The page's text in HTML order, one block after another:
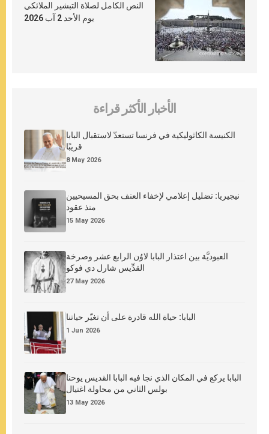
النص الكامل لصلاة التبشير الملائكي
يوم الأحد 2 آب 2026
الأخبار الأكثر قراءة
الكنيسة الكاثوليكية في فرنسا تستعدّ لاستقبال البابا
قريبًا
8 May 2026
نيجيريا: تضليل إعلامي لإخفاء العنف بحق المسيحيين
منذ عقود
15 May 2026
العبوديَّة بين اعتذار البابا لاوُن الرابع عشر وصرخة
القدِّيس شارل دي فوكو
27 May 2026
البابا: حياة الله قادرة على أن تغيّر حياتنا
1 Jun 2026
البابا يركع في المكان الذي نجا فيه البابا القديس يوحنا
بولس الثاني من محاولة اغتيال
13 May 2026